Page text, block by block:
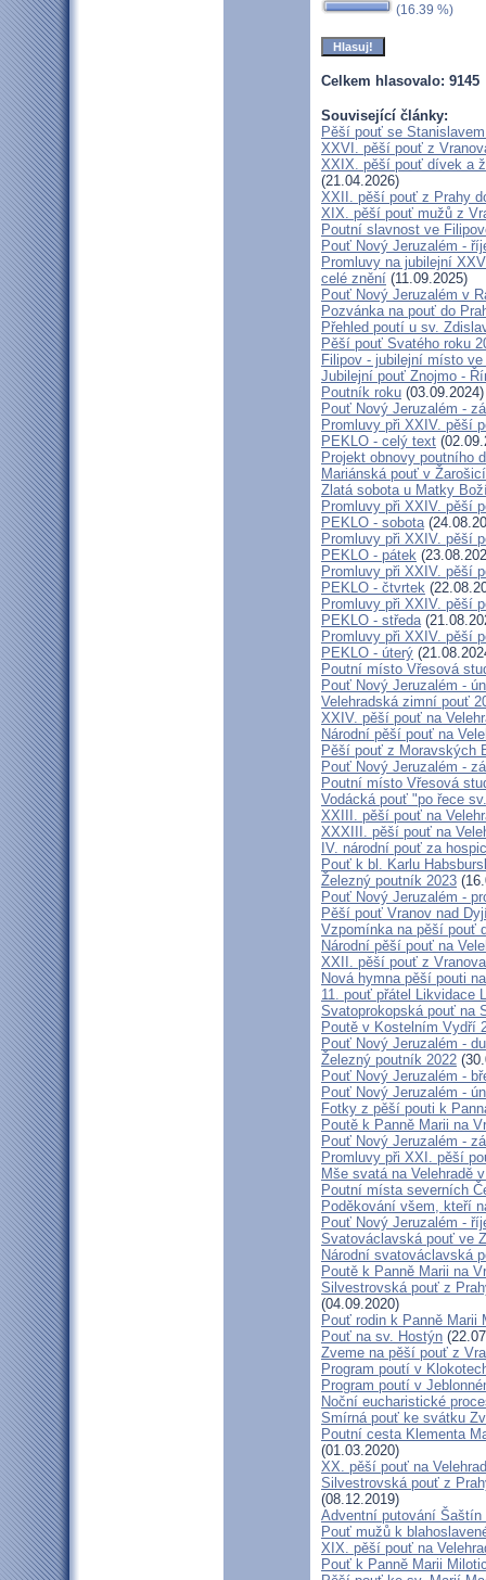
(16.39 %)
Celkem hlasovalo: 9145
Související články:
Pěší pouť se
XXVI. pěší pouť z
XXIX. pěší pouť dívek a
(21.04.2026)
XXII. pěší pouť z Prahy
XIX. pěší pouť mužů z
Poutní slavnost ve
Pouť Nový Jeruzalém -
Promluvy na jubilejní
celé znění (11.09.2025)
Pouť Nový Jeruzalém v
Pozvánka na pouť do
Přehled poutí u sv.
Pěší pouť Svatého roku
Filipov - jubilejní místo
Jubilejní pouť Znojmo -
Poutník roku (03.09.2024)
Pouť Nový Jeruzalém -
Promluvy při XXIV. pěší
PEKLO - celý text
Projekt obnovy poutního
Mariánská pouť v
Zlatá sobota u Matky
Promluvy při XXIV. pěší
PEKLO - sobota
Promluvy při XXIV. pěší
PEKLO - pátek
Promluvy při XXIV. pěší
PEKLO - čtvrtek
Promluvy při XXIV. pěší
PEKLO - středa
Promluvy při XXIV. pěší
PEKLO - úterý
Poutní místo Vřesová
Pouť Nový Jeruzalém -
Velehradská zimní pouť
XXIV. pěší pouť na
Národní pěší pouť na
Pěší pouť z Moravských
Pouť Nový Jeruzalém -
Poutní místo Vřesová
Vodácká pouť "po řece
XXIII. pěší pouť na
XXXIII. pěší pouť na
IV. národní pouť za
Pouť k bl. Karlu
Železný poutník 2023
Pouť Nový Jeruzalém -
Pěší pouť Vranov nad
Vzpomínka na pěší pouť
Národní pěší pouť na
XXII. pěší pouť z
Nová hymna pěší pouti
11. pouť přátel Likvidace
Svatoprokopská pouť na
Poutě v Kostelním Vydří
Pouť Nový Jeruzalém -
Železný poutník 2022
Pouť Nový Jeruzalém -
Pouť Nový Jeruzalém -
Fotky z pěší pouti k
Poutě k Panně Marii na
Pouť Nový Jeruzalém -
Promluvy při XXI. pěší
Mše svatá na Velehradě
Poutní místa severních
Poděkování všem, kteří
Pouť Nový Jeruzalém -
Svatováclavská pouť ve
Národní svatováclavská
Poutě k Panně Marii na
Silvestrovská pouť z
(04.09.2020)
Pouť rodin k Panně Marii
Pouť na sv. Hostýn
Zveme na pěší pouť z
Program poutí v
Program poutí v
Noční eucharistické
Smírná pouť ke svátku
Poutní cesta Klementa
(01.03.2020)
XX. pěší pouť na
Silvestrovská pouť z
(08.12.2019)
Adventní putování Šaštín
Pouť mužů k
XIX. pěší pouť na
Pouť k Panně Marii